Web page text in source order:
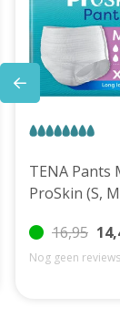
TENA Pants
ProSkin (S,
16,95
Nog geen reviews